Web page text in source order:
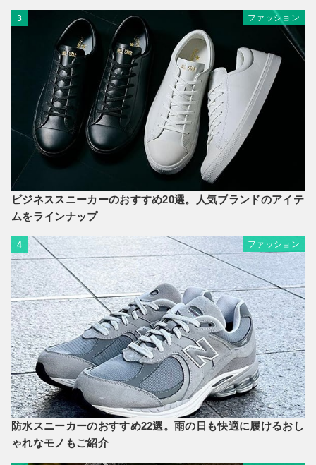
3 ファッション
ビジネススニーカーのおすすめ20選。人気ブランドのアイテ
ムをラインナップ
4 ファッション
防水スニーカーのおすすめ22選。雨の日も快適に履けるおし
ゃれなモノもご紹介